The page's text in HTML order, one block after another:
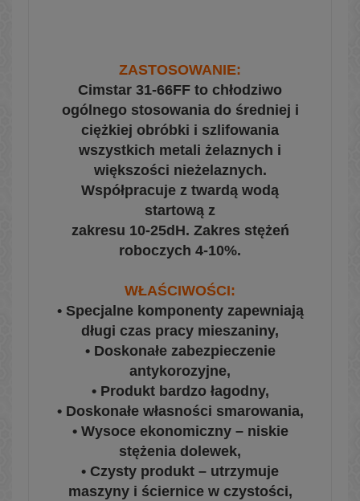
ZASTOSOWANIE:
Cimstar 31-66FF to chłodziwo
ogólnego stosowania do średniej i
ciężkiej obróbki i szlifowania
wszystkich metali żelaznych i
większości nieżelaznych.
Współpracuje z twardą wodą
startową z
zakresu 10-25dH. Zakres stężeń
roboczych 4-10%.
WŁAŚCIWOŚCI:
• Specjalne komponenty zapewniają
długi czas pracy mieszaniny,
• Doskonałe zabezpieczenie
antykorozyjne,
• Produkt bardzo łagodny,
• Doskonałe własności smarowania,
• Wysoce ekonomiczny – niskie
stężenia dolewek,
• Czysty produkt – utrzymuje
maszyny i ściernice w czystości,